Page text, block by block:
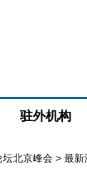
驻外机构
坛北京峰会 > 最新